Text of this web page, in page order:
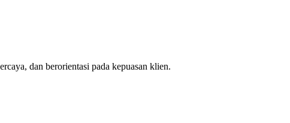
dan berorientasi pada kepuasan klien.